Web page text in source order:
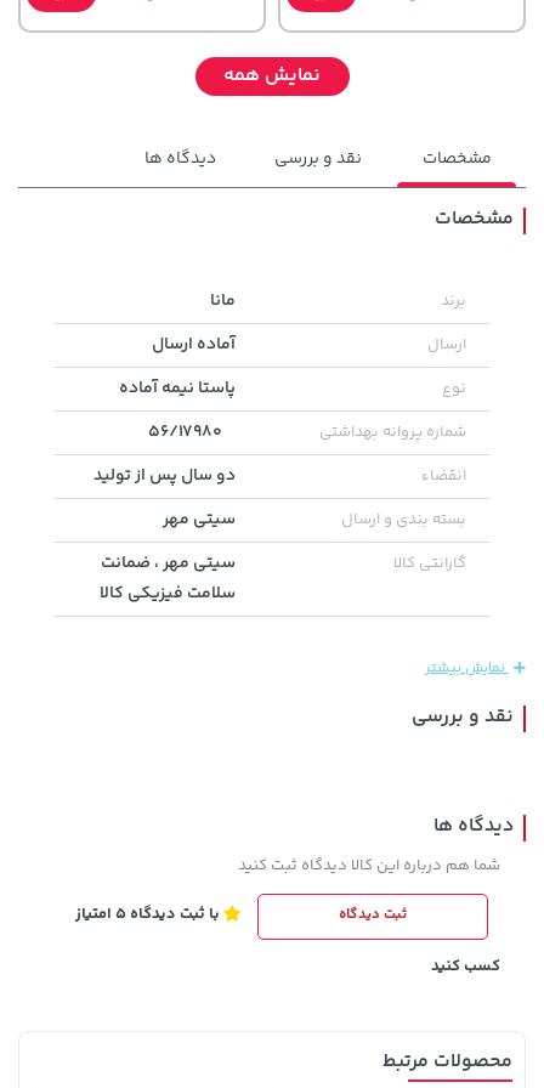
56,080,000 تومان 169,900 تومان
119,900 تومان خرید 2,729,000 تومان خرید
165,900
خرید
نمایش همه
مشخصات نقد و بررسی دیدگاه ها
مشخصات
برند مانا
ارسال آماده ارسال
نوع پاستا نیمه آماده
شماره پروانه بهداشتی 56/17980
انقضاء دو سال پس از تولید
بسته بندی و ارسال سیتی مهر
گارانتی کالا
سیتی مهر ، ضمانت
سلامت فیزیکی کالا
نمایش بیشتر
نقد و بررسی
دیدگاه ها
شما هم درباره این کالا دیدگاه ثبت کنید
ثبت دیدگاه با ثبت دیدگاه 5 امتیاز
کسب کنید
محصولات مرتبط